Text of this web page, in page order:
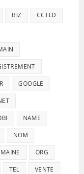
BIZ CCTLD
GOOGLE
NAME
NOM
ORG
TEL VENTE